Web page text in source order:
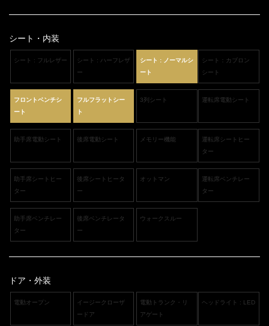
シート・内装
シート : フルレザー
シート : ハーフレザ
ー
シート : ノーマルシ
ート
シート：カブロン
シート
フロントベンチシ
ート
フルフラットシー
ト
3列シート 運転席電動シート
助手席電動シート 後席電動シート メモリー機能
運転席シートヒー
ター
助手席シートヒー
ター
後席シートヒータ
ー
オットマン
運転席ベンチレー
ター
助手席ベンチレー
ター
後席ベンチレータ
ー
ウォークスルー
ドア・外装
電動オープン
イージークローザ
ードア
電動トランク・リ
アゲート
ヘッドライト : LED